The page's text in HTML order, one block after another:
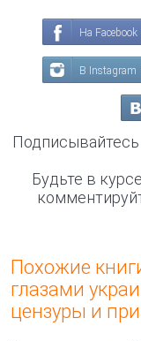
На Facebook
В Instagram
Будьте в
Похожие
глазами
цензуры и